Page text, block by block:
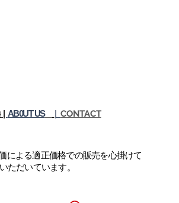
による適正価格での販売を心掛けて
ただいています。
| AB0UT US | CONTACT